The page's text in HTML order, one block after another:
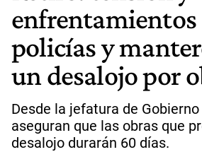
enfrentamientos
policías y
un desalojo por
Desde la jefatura de
aseguran que las obras que
desalojo durarán 60 días.